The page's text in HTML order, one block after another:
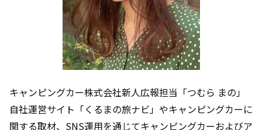
キャンピングカー株式会社新人広報担当「つむら まの」
自社運営サイト「くるまの旅ナビ」やキャンピングカーに
関する取材、SNS運用を通じてキャンピングカーおよびア